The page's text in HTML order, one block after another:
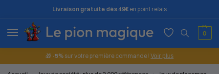
Livraison gratuite dès 49€ en point relais
0
🎁 -5% sur votre première commande ! Voir plus